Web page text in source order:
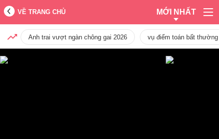
VỀ TRANG CHỦ MỚI NHẤT
Anh trai vượt ngàn chông gai 2026 vụ điểm toán bất